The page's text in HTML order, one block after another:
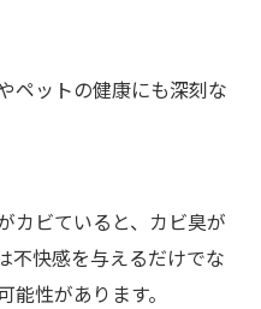
ペットの健康にも深刻な
カビていると、カビ臭が
不快感を与えるだけでな
性があります。